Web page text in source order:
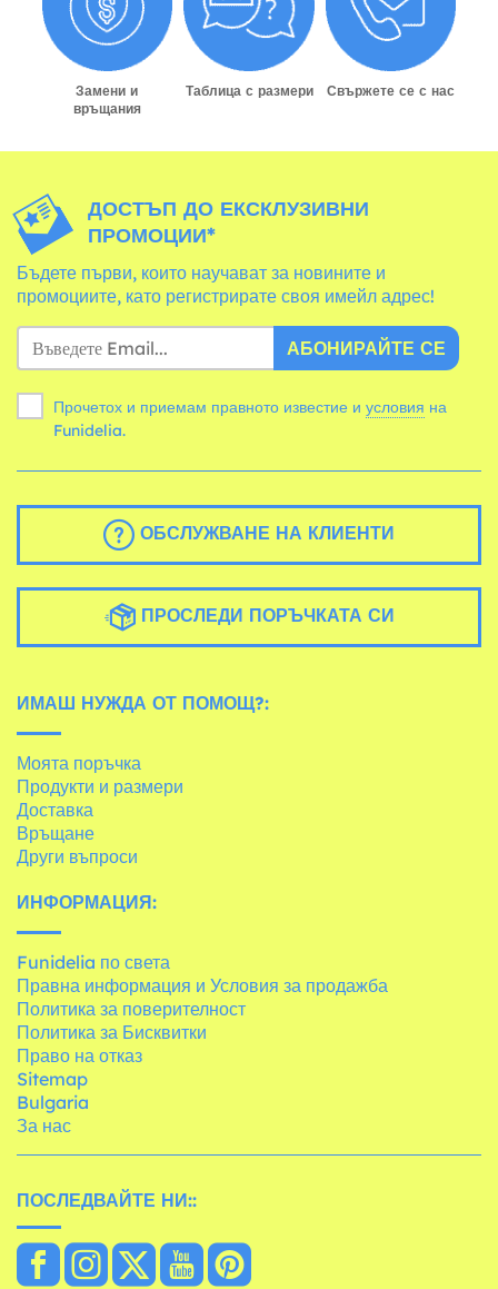
Замени и
връщания
Таблица с размери Свържете се с нас
ДОСТЪП ДО ЕКСКЛУЗИВНИ
ПРОМОЦИИ*
Бъдете първи, които научават за новините и
промоциите, като регистрирате своя имейл адрес!
АБОНИРАЙТЕ СЕ
Прочетох и приемам правното известие и условия
Funidelia.
ОБСЛУЖВАНЕ НА КЛИЕНТИ
ПРОСЛЕДИ ПОРЪЧКАТА СИ
ИМАШ НУЖДА ОТ ПОМОЩ?:
Моята поръчка
Продукти и размери
Доставка
Връщане
Други въпроси
ИНФОРМАЦИЯ:
Funidelia по света
Правна информация и Условия за продажба
Политика за поверителност
Политика за Бисквитки
Право на отказ
Sitemap
Bulgaria
За нас
ПОСЛЕДВАЙТЕ НИ::